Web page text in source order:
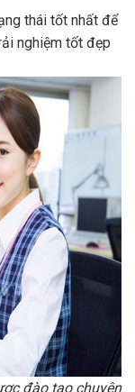
thái tốt nhất để
nghiệm tốt đẹp
đào tạo chuyên